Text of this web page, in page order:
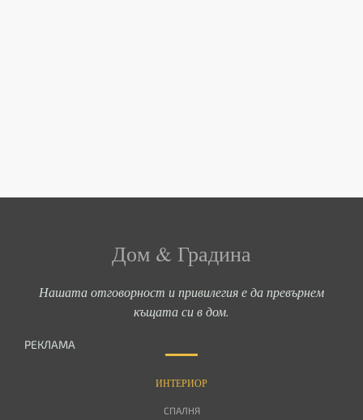
Дом & Градина
Нашата отговорност и привилегия е да превърнем
къщата си в дом.
РЕКЛАМА
ИНТЕРИОР
СПАЛНЯ